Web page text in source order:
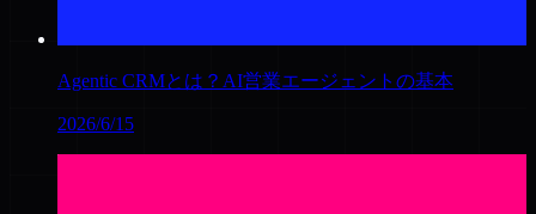
Agentic CRMとは？AI営業エージェントの基本
2026/6/15